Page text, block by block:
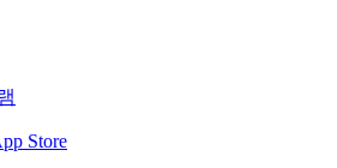
Store